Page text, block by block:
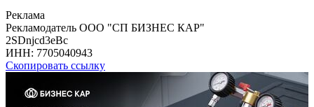
Реклама
Рекламодатель ООО "СП БИЗНЕС КАР"
2SDnjcd3eBc
ИНН: 7705040943
Скопировать ссылку